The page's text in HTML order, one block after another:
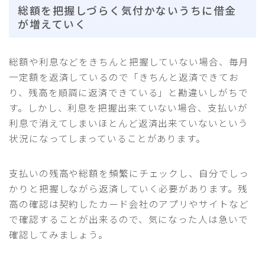
総額を把握しづらく気付かないうちに借金
が増えていく
総額や利息などをきちんと把握していない場合、毎月
一定額を返済しているので「きちんと返済できてお
り、残高を順調に返済できている」と勘違いしがちで
す。しかし、利息を把握出来ていない場合、支払いが
利息で消えてしまいほとんど返済出来ていないという
状況になってしまっていることがあります。
支払いの残高や総額を頻繁にチェックし、自分でしっ
かりと把握しながら返済していく必要があります。残
高の確認は契約したカード会社のアプリやサイトなど
で確認することが出来るので、気になった人は急いで
確認してみましょう。